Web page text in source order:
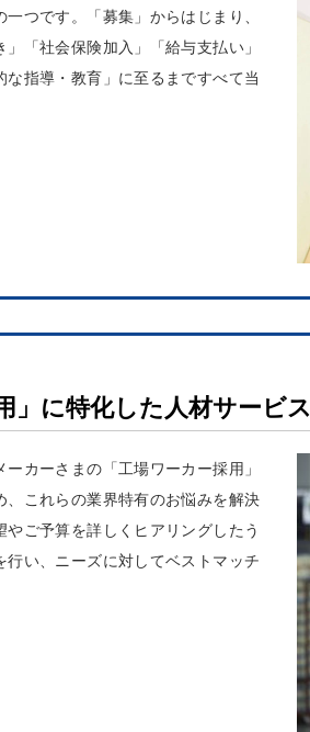
つです。「募集」からはじまり、
「社会保険加入」「給与支払い」
な指導・教育」に至るまですべて当
」に特化した人材サービス
カーさまの「工場ワーカー採用」
これらの業界特有のお悩みを解決
ご予算を詳しくヒアリングしたう
い、ニーズに対してベストマッチ